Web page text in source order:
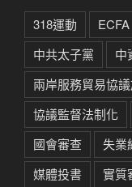
318運動 ECFA
中共太子黨
中
兩岸服務貿易協
協議監督法制化
國會審查
失業
媒體投書
實質